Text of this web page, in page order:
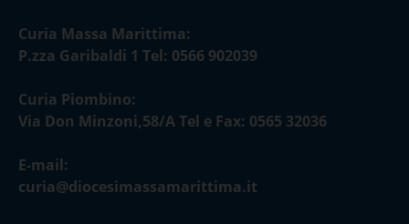
Curia Massa Marittima:
P.zza Garibaldi 1 Tel: 0566 902039
Curia Piombino:
Via Don Minzoni,58/A Tel e Fax: 0565 32036
E-mail:
curia@diocesimassamarittima.it